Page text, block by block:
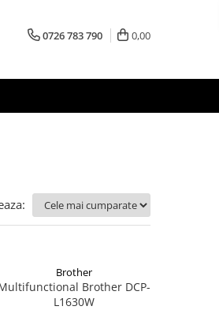
0726 783 790 0,00
Brother
Brother DCP-
L1630W